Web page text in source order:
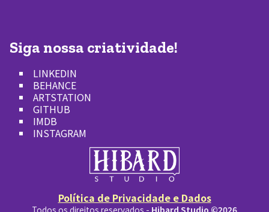
Siga nossa criatividade!
LINKEDIN
BEHANCE
ARTSTATION
GITHUB
IMDB
INSTAGRAM
Política de Privacidade e Dados